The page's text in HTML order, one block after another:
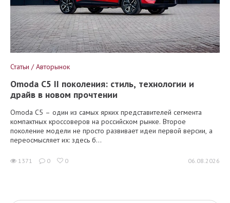
Статьи / Авторынок
Omoda C5 II поколения: стиль, технологии и
драйв в новом прочтении
Omoda C5 – один из самых ярких представителей сегмента
компактных кроссоверов на российском рынке. Второе
поколение модели не просто развивает идеи первой версии, а
переосмысляет их: здесь б...
1371 0 0 06.08.2026